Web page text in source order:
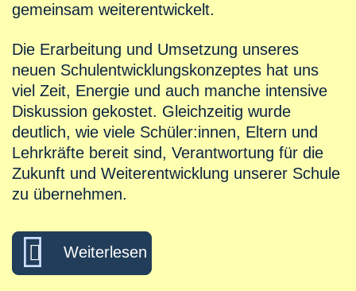
gemeinsam weiterentwickelt.
Die Erarbeitung und Umsetzung unseres
neuen Schulentwicklungskonzeptes hat uns
viel Zeit, Energie und auch manche intensive
Diskussion gekostet. Gleichzeitig wurde
deutlich, wie viele Schüler:innen, Eltern und
Lehrkräfte bereit sind, Verantwortung für die
Zukunft und Weiterentwicklung unserer Schule
zu übernehmen.
Weiterlesen